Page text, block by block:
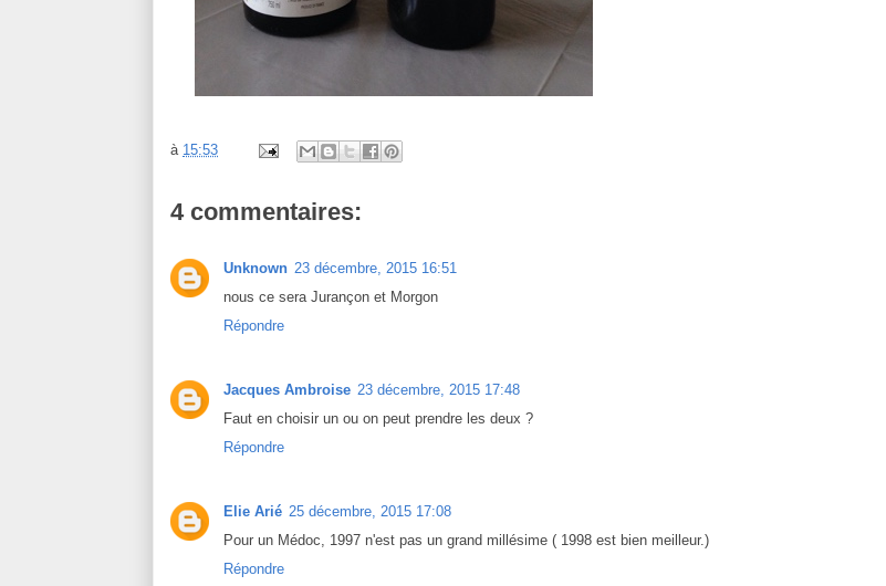
à 15:53
4 commentaires:
Unknown 23 décembre, 2015 16:51
nous ce sera Jurançon et Morgon
Répondre
Jacques Ambroise 23 décembre, 2015 17:48
Faut en choisir un ou on peut prendre les deux ?
Répondre
Elie Arié 25 décembre, 2015 17:08
Pour un Médoc, 1997 n'est pas un grand millésime ( 1998 est bien meilleur.)
Répondre